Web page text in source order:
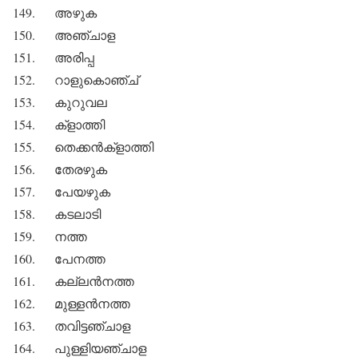
149. അഴുക
150. അഞ്ചാള
151. അരിപ്പ
152. റാളുകൊഞ്ച്
153. കുറുവല
154. ക്‌ളാത്തി
155. തെക്കന്‍ക്‌ളാത്തി
156. തേരഴുക
157. പേയഴുക
158. കടലാടി
159. നത്ത
160. പേനത്ത
161. കല്ലന്‍നത്ത
162. മുള്ളന്‍നത്ത
163. തവിട്ടഞ്ചാള
164. പുള്ളിയഞ്ചാള